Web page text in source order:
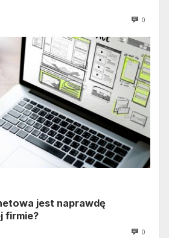
0
jest naprawdę
firmie?
0